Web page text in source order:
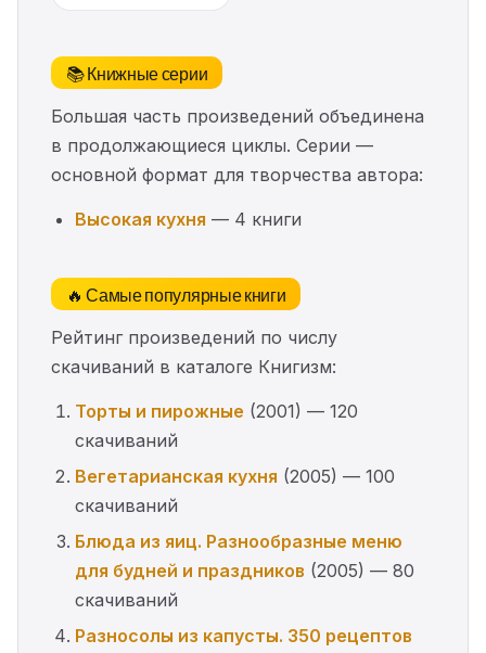
📚 Книжные серии
Большая часть произведений объединена
в продолжающиеся циклы. Серии —
основной формат для творчества автора:
Высокая кухня — 4 книги
🔥 Самые популярные книги
Рейтинг произведений по числу
скачиваний в каталоге Книгизм:
Торты и пирожные (2001) — 120
скачиваний
Вегетарианская кухня (2005) — 100
скачиваний
Блюда из яиц. Разнообразные меню
для будней и праздников (2005) — 80
скачиваний
Разносолы из капусты. 350 рецептов